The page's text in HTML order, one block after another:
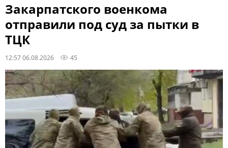
Закарпатского военкома
отправили под суд за пытки в
ТЦК
12:57 06.08.2026 45